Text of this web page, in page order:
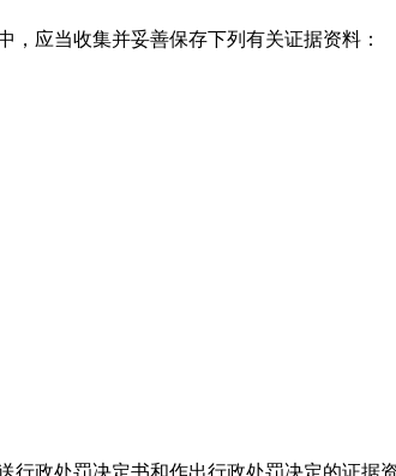
应当收集并妥善保存下列有关证据资料：
政处罚决定书和作出行政处罚决定的证据资